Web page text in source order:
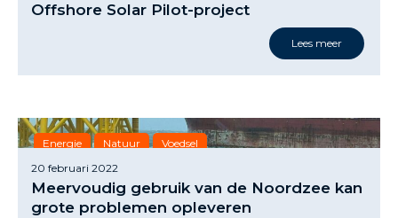
Offshore Solar Pilot-project
Lees meer
Energie Natuur
Voedsel
20 februari 2022
Meervoudig gebruik van de Noordzee kan
grote problemen opleveren